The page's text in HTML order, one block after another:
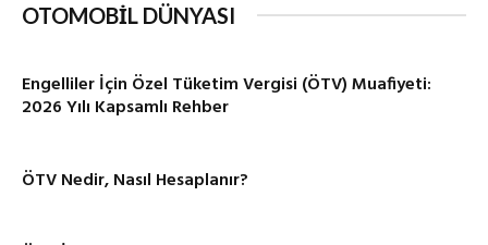
OTOMOBİL DÜNYASI
Engelliler İçin Özel Tüketim Vergisi (ÖTV) Muafiyeti:
2026 Yılı Kapsamlı Rehber
ÖTV Nedir, Nasıl Hesaplanır?